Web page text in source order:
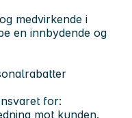
medvirkende i
en innbydende og
for:
mot kunden.